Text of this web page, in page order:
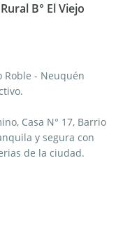
B° El Viejo
Roble - Neuquén
Casa N° 17, Barrio
y segura con
de la ciudad.
verdes, ideal para
y actividades al